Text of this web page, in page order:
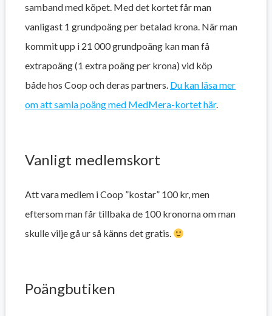
samband med köpet. Med det kortet får man
vanligast 1 grundpoäng per betalad krona. När man
kommit upp i 21 000 grundpoäng kan man få
extrapoäng (1 extra poäng per krona) vid köp
både hos Coop och deras partners. Du kan läsa mer
om att samla poäng med MedMera-kortet här.
Vanligt medlemskort
Att vara medlem i Coop ”kostar” 100 kr, men
eftersom man får tillbaka de 100 kronorna om man
skulle vilje gå ur så känns det gratis.
Poängbutiken